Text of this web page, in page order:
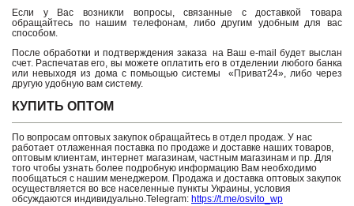
Если у Вас возникли вопросы, связанные с доставкой товара
обращайтесь по нашим телефонам, либо другим удобным для вас
способом.
После обработки и подтверждения заказа на Ваш e-mail будет выслан
счет. Распечатав его, вы можете оплатить его в отделении любого банка
или невыходя из дома с помьощью системы «Приват24», либо через
другую удобную вам систему.
КУПИТЬ ОПТОМ
По вопросам оптовых закупок обращайтесь в отдел продаж. У нас
работает отлаженная поставка по продаже и доставке наших товаров,
оптовым клиентам, интернет магазинам, частным магазинам и пр. Для
того чтобы узнать более подробную информацию Вам необходимо
пообщаться с нашим менеджером. Продажа и доставка оптовых закупок
осуществляется во все населенные пункты Украины, условия
обсуждаются индивидуально.Telegram: https://t.me/osvito_wp